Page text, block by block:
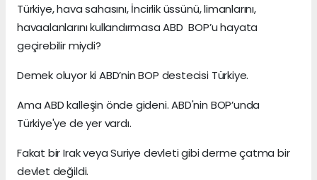
Türkiye, hava sahasını, İncirlik üssünü, limanlarını,
havaalanlarını kullandırmasa ABD BOP’u hayata
geçirebilir miydi?
Demek oluyor ki ABD’nin BOP destecisi Türkiye.
Ama ABD kalleşin önde gideni. ABD'nin BOP’unda
Türkiye'ye de yer vardı.
Fakat bir Irak veya Suriye devleti gibi derme çatma bir
devlet değildi.